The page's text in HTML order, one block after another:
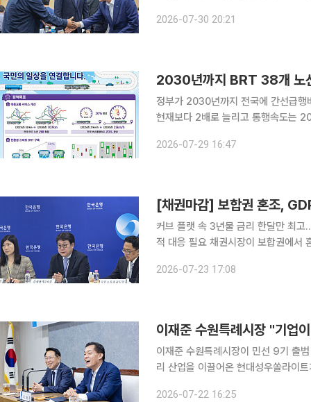
날 기업과 대학, 관계기관이 모인 자
2026-07-30 20:21
2030년까지 BRT 38개 노
정부가 2030년까지 전국에 간선급
현재보다 2배로 늘리고 통행속도는 20%
2026-07-29 16:47
[채권마감] 보합권 혼조,
커브 플랫 속 3년물 금리 한달만 최고
적 대응 필요 채권시장이 보합권에서 혼조세를 보였다. 단기물은 약보합(금리 상승)을 중장기물은
던 2분기 국내총생산(GDP)은 전기
2026-07-23 17:08
이재준 수원특례시장이 민선 9기 출
리 산업을 이끌어온 현대성우쏠라이
2026-07-22 16:25